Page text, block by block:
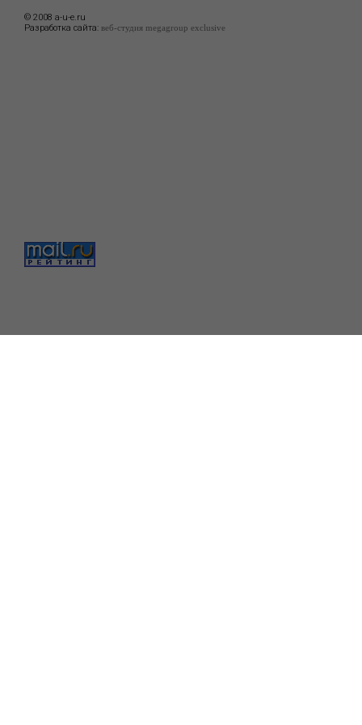
© 2008 a-u-e.ru
Разработка сайта: веб-студия megagroup exclusive